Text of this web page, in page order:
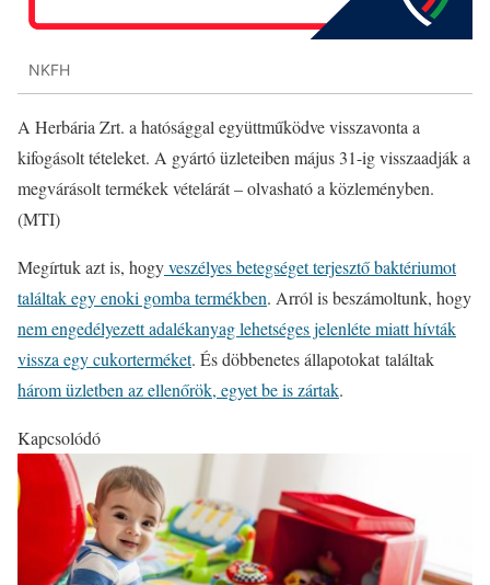
NKFH
A Herbária Zrt. a hatósággal együttműködve visszavonta a
kifogásolt tételeket. A gyártó üzleteiben május 31-ig visszaadják a
megvárásolt termékek vételárát – olvasható a közleményben.
(MTI)
Megírtuk azt is, hogyveszélyes betegséget terjesztő baktériumot
találtak egy enoki gomba termékben. Arról is beszámoltunk, hogy
nem engedélyezett adalékanyag lehetséges jelenléte miatt hívták
vissza egy cukorterméket. És döbbenetes állapotokat találtak
három üzletben az ellenőrök, egyet be is zártak.
Kapcsolódó